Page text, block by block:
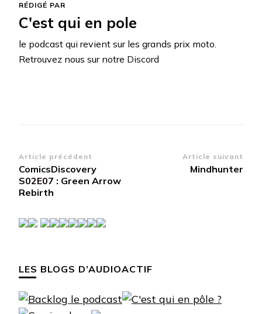
RÉDIGÉ PAR
C'est qui en pole
le podcast qui revient sur les grands prix moto.
Retrouvez nous sur notre Discord
Navigation
d’article
Article précédent
ComicsDiscovery
S02E07 : Green Arrow
Rebirth
Article suivant
Mindhunter
LES BLOGS D’AUDIOACTIF